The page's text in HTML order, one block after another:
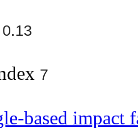
0.13
7
based impact